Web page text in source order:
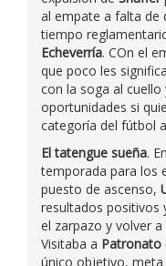
al empate a falta de
tiempo
Echeverría. COn el
que poco les
con la soga al
oportunidades si
categoría del fútbol
El tatengue sueña.
temporada para los
puesto de ascenso,
resultados positivos
el zarpazo y volver
Visitaba a Patronato
único objetivo,